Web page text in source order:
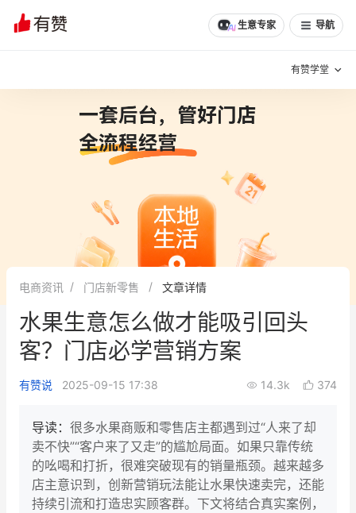
生意专家 导航
有赞学堂
增长方法
有赞专家说
新零售最佳实践
面对面聊增长
新零售大会 新零售茶会
增长产品指南
智库 产品场景库
电商资讯 门店新零售 文章详情
水果生意怎么做才能吸引回头
客？门店必学营销方案
有赞说 2025-09-15 17:38 14.3k 374
导读： 很多水果商贩和零售店主都遇到过“人来了却
卖不快”“客户来了又走”的尴尬局面。如果只靠传统
的吆喝和打折，很难突破现有的销量瓶颈。越来越多
店主意识到，创新营销玩法能让水果快速卖完，还能
持续引流和打造忠实顾客群。下文将结合真实案例，